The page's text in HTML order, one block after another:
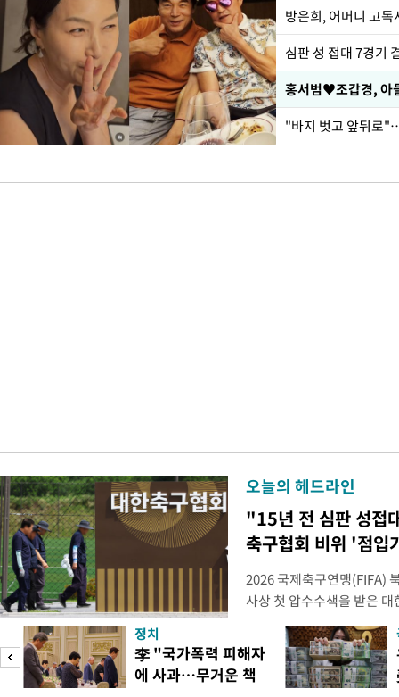
방은희, 어머니 고
심판 성 접대 7경기
홍서범♥조갑경, 아
"바지 벗고 앞뒤로
오늘의 헤드라인
"15년 전 심판 성접
축구협회 비위 '점입
2026 국제축구연맹(FIFA)
사상 첫 압수수색을 받은
거지면서 그야말로 쑥대
심판 성 접대 파문까지 파
돌이킬 수 없는 지경까지
홍명보 전 감독을 국가대
정치
李 "국가폭력 피해자
에 사과…무거운 책